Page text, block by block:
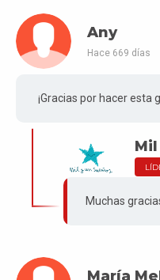
Any
Hace 669 días
¡Gracias por hacer esta
Muchas
María